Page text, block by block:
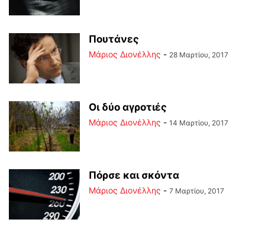
Πουτάνες
Μάριος Διονέλλης - 28 Μαρτίου, 2017
Οι δύο αγροτιές
Μάριος Διονέλλης - 14 Μαρτίου, 2017
Πόρσε και σκόντα
Μάριος Διονέλλης - 7 Μαρτίου, 2017